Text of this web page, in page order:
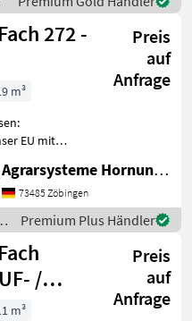
MS 1
272 -
Preis
auf
Anfrage
m³
EU mit
elektr.
Tel. 07966
Düngun
Agrarsysteme Hornung GmbH & Co. KG
73485 Zöbingen
Premium Plus Händler
/
Preis
auf
Anfrage
m³